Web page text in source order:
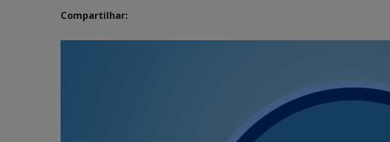
Compartilhar: